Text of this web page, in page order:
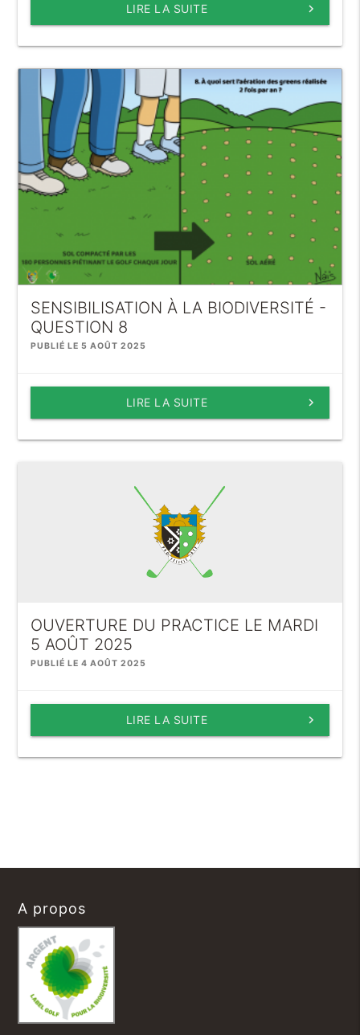
keyboard_arrow_right
LIRE LA SUITE
SENSIBILISATION À LA BIODIVERSITÉ -
QUESTION 8
PUBLIÉ LE 5 AOÛT 2025
keyboard_arrow_right
LIRE LA SUITE
OUVERTURE DU PRACTICE LE MARDI
5 AOÛT 2025
PUBLIÉ LE 4 AOÛT 2025
keyboard_arrow_right
LIRE LA SUITE
A propos